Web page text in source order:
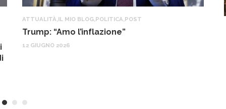
ATTUALITÀ IL MIO BLOG POLITICA POST
Trump: “Amo l’inflazione”
12 GIUGNO 2026